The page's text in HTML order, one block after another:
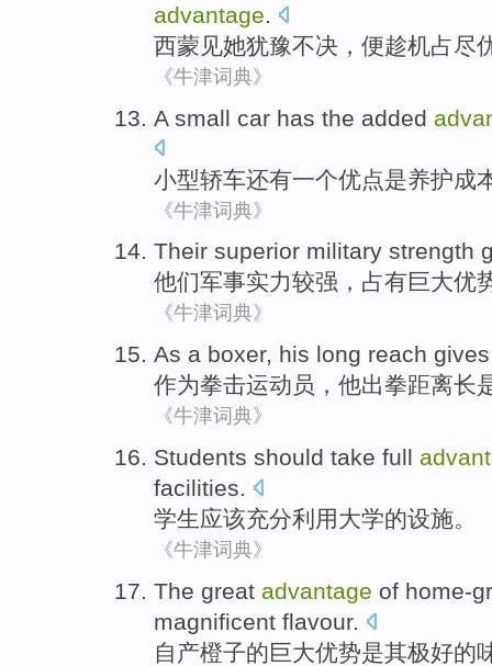
advantage.
西蒙 见她犹豫不决 ，便趁机占尽
《牛津词典》
A small car has the added
小型轿车还有一个优点是养护成
《牛津词典》
Their superior military strength
他们军事实力较强 ， 占有巨大优
《牛津词典》
As a boxer, his long reach
作为拳击运动员， 他出拳距离长
《牛津词典》
Students should take full
facilities.
学生应该充分利用大学的设施。
《牛津词典》
The great advantage of home-
magnificent flavour.
自产橙子的巨大优势是其极好的